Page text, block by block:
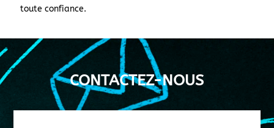
toute confiance.
CONTACTEZ-NOUS